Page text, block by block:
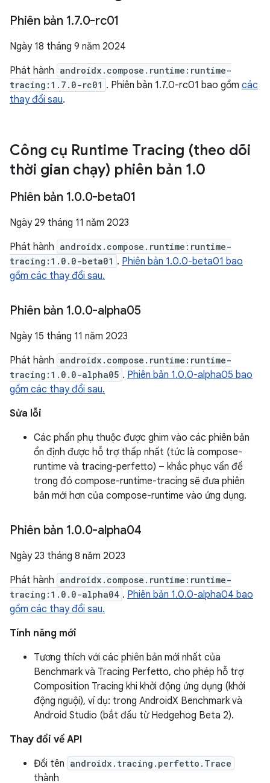
Phiên bản 1.7.0-rc01
Ngày 18 tháng 9 năm 2024
Phát hành androidx.compose.runtime:runtime-
tracing:1.7.0-rc01 . Phiên bản 1.7.0-rc01 bao gồm các
thay đổi sau.
Công cụ Runtime Tracing (theo dõi
thời gian chạy) phiên bản 1.0
Phiên bản 1.0.0-beta01
Ngày 29 tháng 11 năm 2023
Phát hành androidx.compose.runtime:runtime-
tracing:1.0.0-beta01 . Phiên bản 1.0.0-beta01 bao
gồm các thay đổi sau.
Phiên bản 1.0.0-alpha05
Ngày 15 tháng 11 năm 2023
Phát hành androidx.compose.runtime:runtime-
tracing:1.0.0-alpha05 . Phiên bản 1.0.0-alpha05 bao
gồm các thay đổi sau.
Sửa lỗi
Các phần phụ thuộc được ghim vào các phiên bản
ổn định được hỗ trợ thấp nhất (tức là compose-
runtime và tracing-perfetto) – khắc phục vấn đề
trong đó compose-runtime-tracing sẽ đưa phiên
bản mới hơn của compose-runtime vào ứng dụng.
Phiên bản 1.0.0-alpha04
Ngày 23 tháng 8 năm 2023
Phát hành androidx.compose.runtime:runtime-
tracing:1.0.0-alpha04 . Phiên bản 1.0.0-alpha04 bao
gồm các thay đổi sau.
Tính năng mới
Tương thích với các phiên bản mới nhất của
Benchmark và Tracing Perfetto, cho phép hỗ trợ
Composition Tracing khi khởi động ứng dụng (khởi
động nguội), ví dụ: trong AndroidX Benchmark và
Android Studio (bắt đầu từ Hedgehog Beta 2).
Thay đổi về API
Đổi tên androidx.tracing.perfetto.Trace
thành